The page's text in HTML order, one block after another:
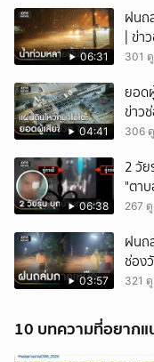
06:31
ฝนถ
| ข่
301 ดู
04:41
ยอด
ข่าว
306 ดู
06:38
2 วั
"ตา
267 ดู
03:57
ฝนถ
ช่อง
321 ดู
10 บทความที่อยากแ